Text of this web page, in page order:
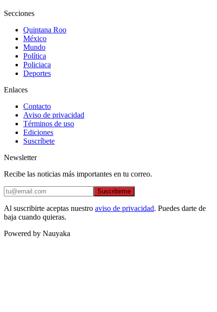
Secciones
Quintana Roo
México
Mundo
Política
Policiaca
Deportes
Enlaces
Contacto
Aviso de privacidad
Términos de uso
Ediciones
Suscríbete
Newsletter
Recibe las noticias más importantes en tu correo.
Suscribirme
Al suscribirte aceptas nuestro aviso de privacidad. Puedes darte de
baja cuando quieras.
Powered by Nauyaka